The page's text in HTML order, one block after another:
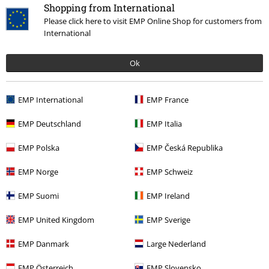
Shopping from International
Please click here to visit EMP Online Shop for customers from
International
Ok
EMP International EMP France
EMP Deutschland EMP Italia
EMP Polska EMP Česká Republika
EMP Norge EMP Schweiz
EMP Suomi EMP Ireland
EMP United Kingdom EMP Sverige
EMP Danmark Large Nederland
Senast besökt
519:-
More categories. More options.
Klädmärken Kläder
Klädmärken Tjejer
Kläder Tröjor Sweatshirts